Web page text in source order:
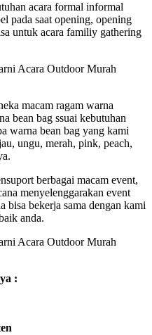
acara formal informal
pada saat opening, opening
untuk acara familiy gathering
macam ragam warna
bean bag ssuai kebutuhan
warna bean bag yang kami
ungu, merah, pink, peach,
berbagai macam event,
menyelenggarakan event
bisa bekerja sama dengan kami
anda.
: